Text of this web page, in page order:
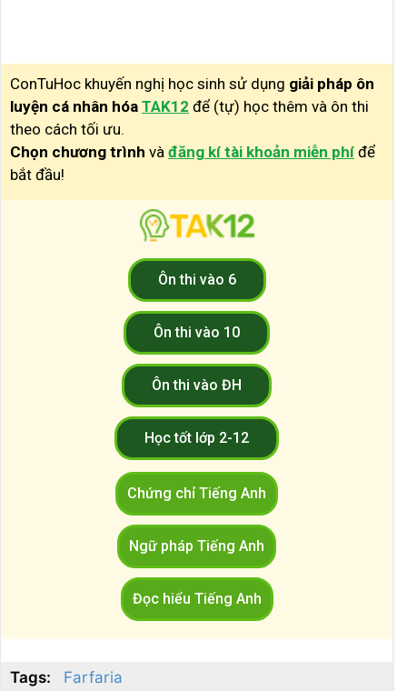
ConTuHoc khuyến nghị học sinh sử dụng giải pháp ôn
luyện cá nhân hóa TAK12 để (tự) học thêm và ôn thi
theo cách tối ưu.
Chọn chương trình và đăng kí tài khoản miễn phí để
bắt đầu!
Ôn thi vào 6
Ôn thi vào 10
Ôn thi vào ĐH
Học tốt lớp 2-12
Chứng chỉ Tiếng Anh
Ngữ pháp Tiếng Anh
Đọc hiểu Tiếng Anh
Tags: Farfaria